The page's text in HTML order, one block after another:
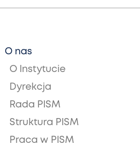
O nas
O Instytucie
Dyrekcja
Rada PISM
Struktura PISM
Praca w PISM